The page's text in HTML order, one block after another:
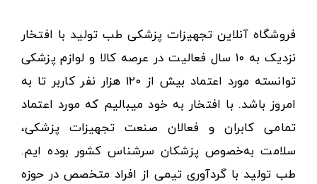
فروشگاه آنلاین تجهیزات پزشکی طب تولید با افتخار
نزدیک به ۱۰ سال فعالیت در عرصه کالا و لوازم پزشکی
توانسته مورد اعتماد بیش از ۱۲۰ هزار نفر کاربر تا به
امروز باشد. با افتخار به خود میبالیم که مورد اعتماد
تمامی کابران و فعالان صنعت تجهیزات پزشکی،
سلامت به‌خصوص پزشکان سرشناس کشور بوده ایم.
طب تولید با گردآوری تیمی از افراد متخصص در حوزه